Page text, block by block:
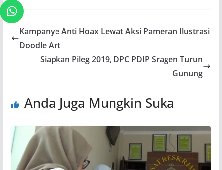
Kampanye Anti Hoax Lewat Aksi Pameran Ilustrasi
Doodle Art
Siapkan Pileg 2019, DPC PDIP Sragen Turun
Gunung
Anda Juga Mungkin Suka